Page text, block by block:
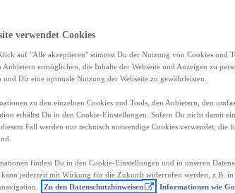
Ausstattung.
Händler
verwendet Cookies
auf "Alle akzeptieren" stimmst Du der Nutzung von Cookies und
Anbietern ermöglichen, die Inhalte der Webseite und Anzeigen zu
und Dir eine optimale Nutzung der Webseite zu gewährleisten.
zu den einzelnen Cookies und Tools, den Anbietern, den
erhältst Du in den Cookie-Einstellungen. Sofern Du nicht damit
Fall werden nur technisch notwendige Cookies verwendet, die
findest Du in den Cookie-Einstellungen und in unseren
jederzeit mit Wirkung für die Zukunft widerrufen werden, z.B. in
Zu den Datenschutzhinweisen
Informationen wie